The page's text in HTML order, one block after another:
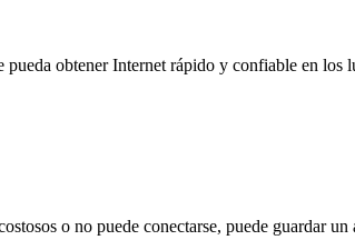
obtener Internet rápido y confiable en los
o no puede conectarse, puede guardar